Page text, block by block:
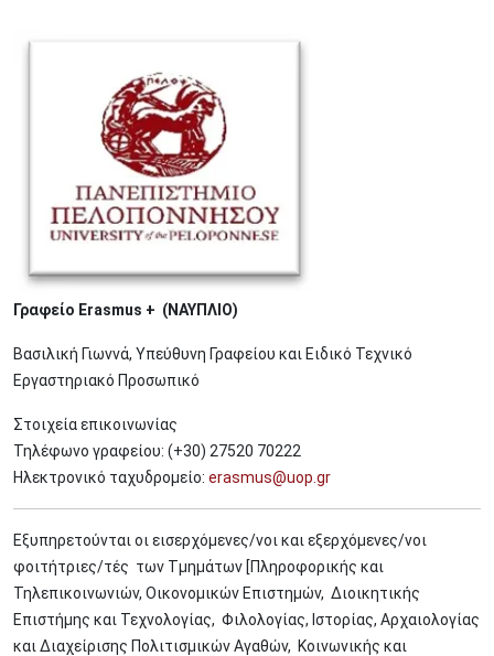
Image
Γραφείο Erasmus + (ΝΑΥΠΛΙΟ)
Βασιλική Γιωννά, Υπεύθυνη Γραφείου και Ειδικό Τεχνικό
Εργαστηριακό Προσωπικό
Στοιχεία επικοινωνίας
Τηλέφωνο γραφείου: (+30) 27520 70222
Ηλεκτρονικό ταχυδρομείο: erasmus@uop.gr
Εξυπηρετούνται οι εισερχόμενες/νοι και εξερχόμενες/νοι
φοιτήτριες/τές των Τμημάτων [Πληροφορικής και
Τηλεπικοινωνιών, Οικονομικών Επιστημών, Διοικητικής
Επιστήμης και Τεχνολογίας, Φιλολογίας, Ιστορίας, Αρχαιολογίας
και Διαχείρισης Πολιτισμικών Αγαθών, Κοινωνικής και